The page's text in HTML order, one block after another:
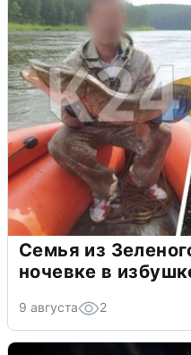
Семья из
ночевке в
9 августа 2